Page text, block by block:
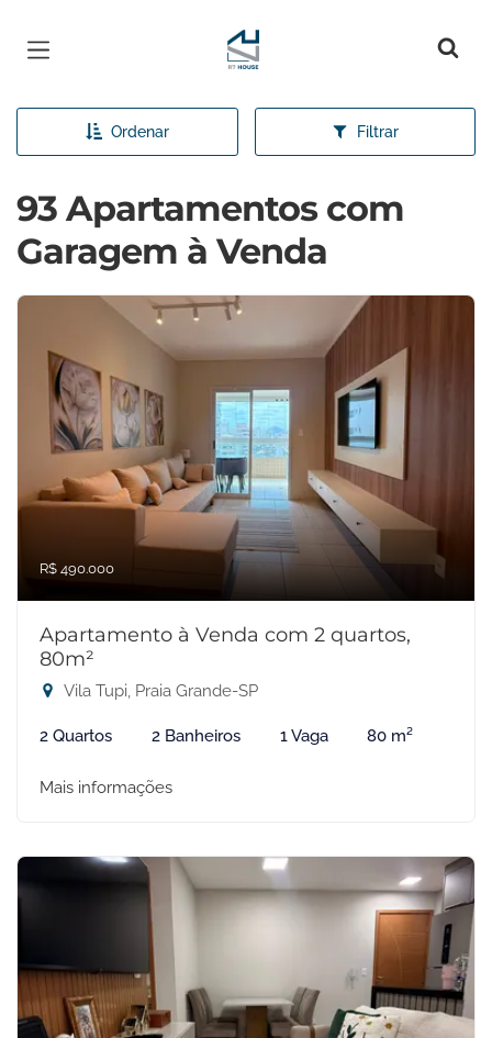
Página inicial
Ordenar Filtrar
93 Apartamentos com
Garagem à Venda
R$ 490.000
Apartamento à Venda com 2 quartos,
80m²
Vila Tupi, Praia Grande-SP
2 Quartos 2 Banheiros 1 Vaga 80 m²
Mais informações